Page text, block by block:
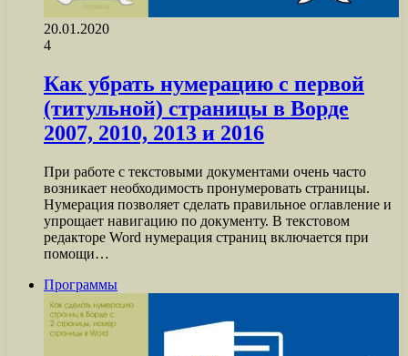
20.01.2020
4
Как убрать нумерацию с первой
(титульной) страницы в Ворде
2007, 2010, 2013 и 2016
При работе с текстовыми документами очень часто
возникает необходимость пронумеровать страницы.
Нумерация позволяет сделать правильное оглавление и
упрощает навигацию по документу. В текстовом
редакторе Word нумерация страниц включается при
помощи…
Программы